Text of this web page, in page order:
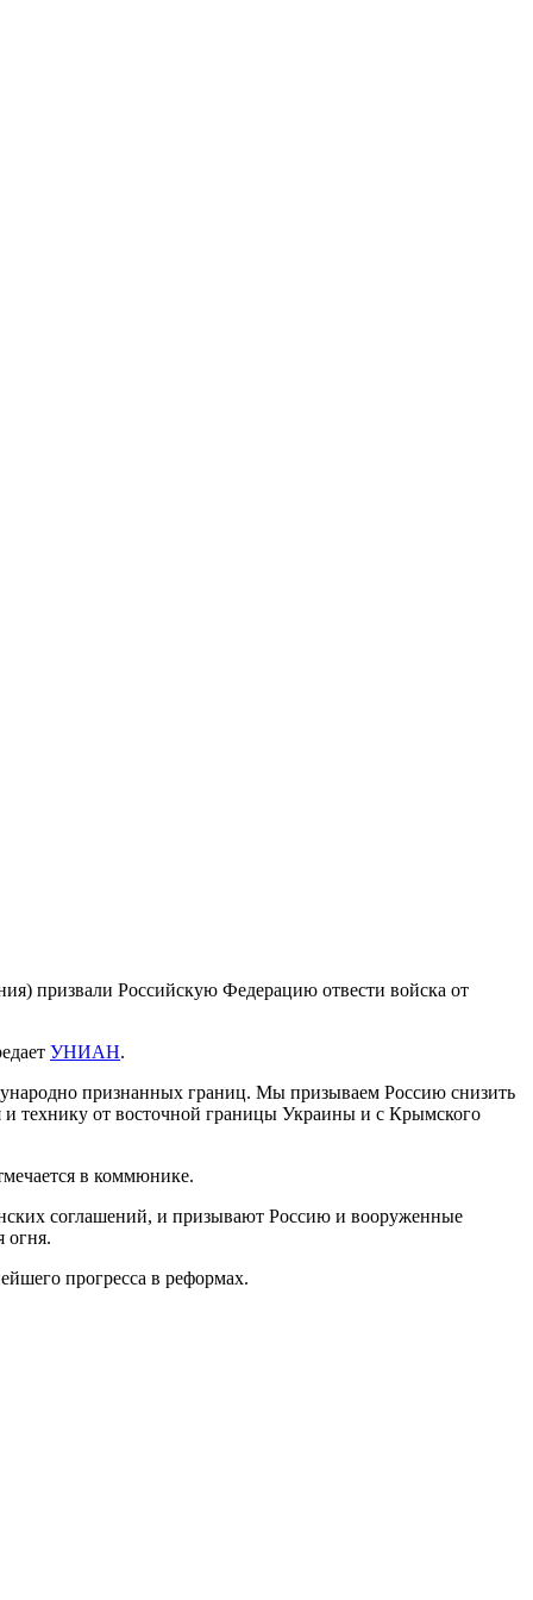
призвали Российскую Федерацию отвести войска от
УНИАН.
признанных границ. Мы призываем Россию снизить
и технику от восточной границы Украины и с Крымского
в коммюнике.
соглашений, и призывают Россию и вооруженные
огня.
прогресса в реформах.